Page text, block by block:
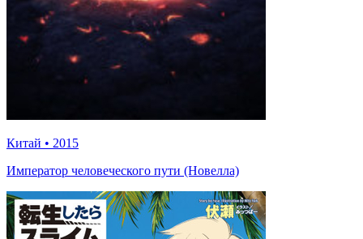
Китай • 2015
Император человеческого пути (Новелла)